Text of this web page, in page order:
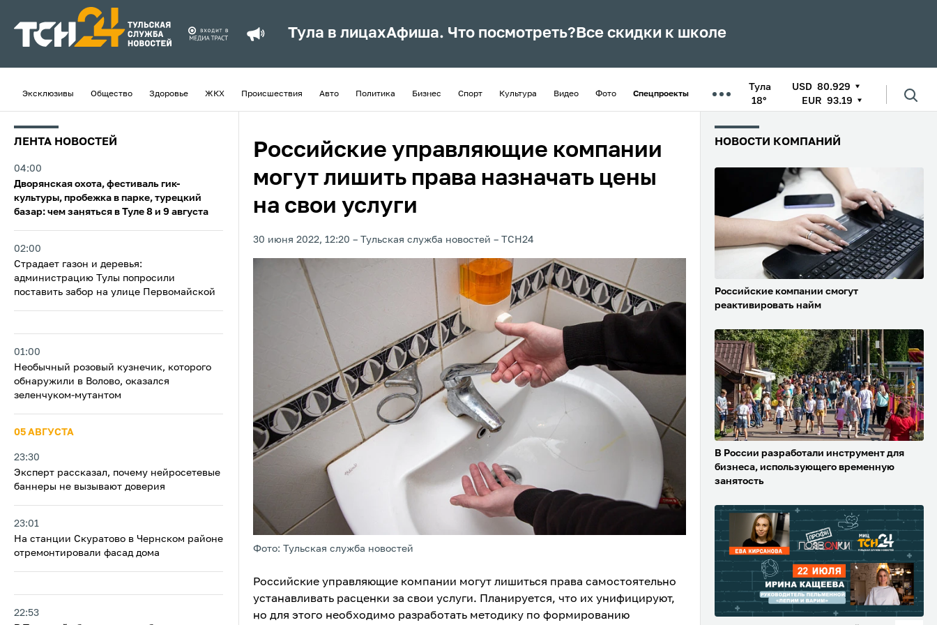
Тула в лицахАфиша. Что посмотреть? Все скидки к школе
Эксклюзивы Общество Здоровье ЖКХ Происшествия Авто Политика Бизнес Спорт Культура Видео Фото Спецпроекты
Тула
18°
USD 80.929
EUR 93.19
ЛЕНТА НОВОСТЕЙ
04:00
Дворянская охота, фестиваль гик-
культуры, пробежка в парке, турецкий
базар: чем заняться в Туле 8 и 9 августа
02:00
Страдает газон и деревья:
администрацию Тулы попросили
поставить забор на улице Первомайской
01:00
Необычный розовый кузнечик, которого
обнаружили в Волово, оказался
зеленчуком-мутантом
05 АВГУСТА
23:30
Эксперт рассказал, почему нейросетевые
баннеры не вызывают доверия
23:01
На станции Скуратово в Чернском районе
отремонтировали фасад дома
22:53
Российские управляющие компании
могут лишить права назначать цены
на свои услуги
30 июня 2022, 12:20 Тульская служба новостей ТСН24
Фото: Тульская служба новостей
Российские управляющие компании могут лишиться права самостоятельно
устанавливать расценки за свои услуги. Планируется, что их унифицируют,
но для этого необходимо разработать методику по формированию
НОВОСТИ КОМПАНИЙ
Российские компании смогут
реактивировать найм
В России разработали инструмент для
бизнеса, использующего временную
занятость